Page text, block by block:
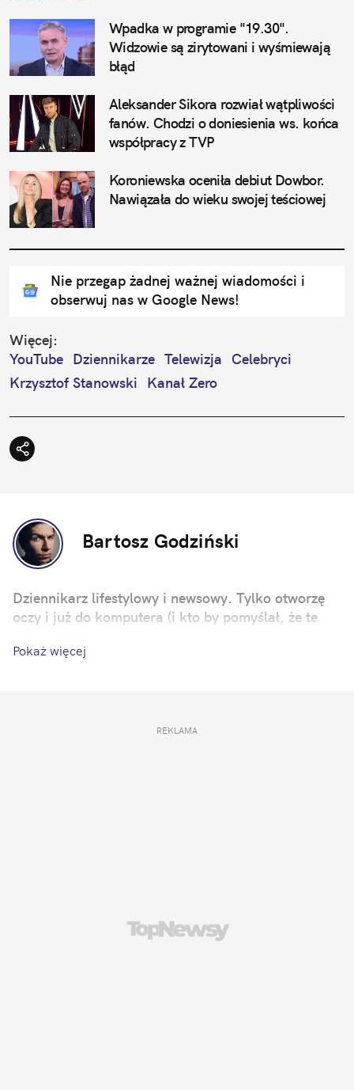
Wpadka w programie "19.30".
Widzowie są zirytowani i wyśmiewają
błąd
Aleksander Sikora rozwiał wątpliwości
fanów. Chodzi o doniesienia ws. końca
współpracy z TVP
Koroniewska oceniła debiut Dowbor.
Nawiązała do wieku swojej teściowej
Nie przegap żadnej ważnej wiadomości i
obserwuj nas w Google News!
Więcej:
YouTube Dziennikarze Telewizja
Celebryci
Krzysztof Stanowski
Kanał Zero
Bartosz Godziński
Dziennikarz lifestylowy i newsowy. Tylko otworzę
oczy i już do komputera (i kto by pomyślał, że te
przydadzą?). Zawsze zależy mi na tym, by moje
internetowe. Prywatnie: romantyk-pozytywista – jak
Pokaż więcej
REKLAMA